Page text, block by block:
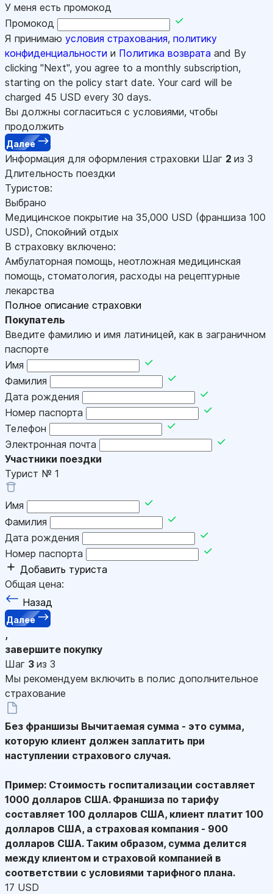
У меня есть промокод
Промокод
Я принимаю условия страхования, политику
конфиденциальности и Политика возврата and By
clicking "Next", you agree to a monthly subscription,
starting on the policy start date. Your card will be
charged 45 USD every 30 days.
Вы должны согласиться с условиями, чтобы
продолжить
Далее
Информация для оформления страховки Шаг 2 из 3
Длительность поездки
Туристов:
Выбрано
Медицинское покрытие на 35,000 USD (франшиза 100
USD), Спокойний отдых
В страховку включено:
Амбулаторная помощь, неотложная медицинская
помощь, стоматология, расходы на рецептурные
лекарства
Полное описание страховки
Покупатель
Введите фамилию и имя латиницей, как в заграничном
паспорте
Имя
Фамилия
Дата рождения
Номер паспорта
Телефон
Электронная почта
Участники поездки
Турист № 1
Имя
Фамилия
Дата рождения
Номер паспорта
Добавить туриста
Общая цена:
Назад
Далее
,
завершите покупку
Шаг 3 из 3
Мы рекомендуем включить в полис дополнительное
страхование
Без франшизы Вычитаемая сумма - это сумма,
которую клиент должен заплатить при
наступлении страхового случая.
Пример: Стоимость госпитализации составляет
1000 долларов США. Франшиза по тарифу
составляет 100 долларов США, клиент платит 100
долларов США, а страховая компания - 900
долларов США. Таким образом, сумма делится
между клиентом и страховой компанией в
соответствии с условиями тарифного плана.
17 USD